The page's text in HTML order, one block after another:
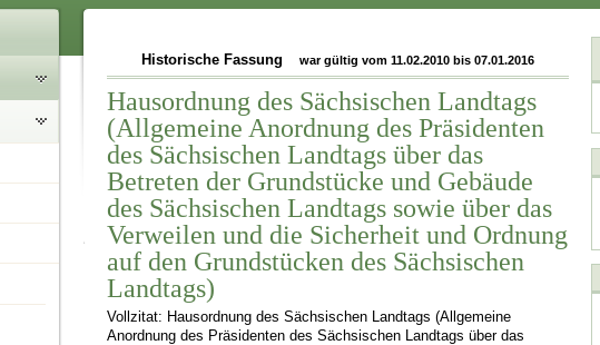
Historische Fassung war gültig vom 11.02.2010 bis 07.01.2016
Hausordnung des Sächsischen Landtags
(Allgemeine Anordnung des Präsidenten
des Sächsischen Landtags über das
Betreten der Grundstücke und Gebäude
des Sächsischen Landtags sowie über das
Verweilen und die Sicherheit und Ordnung
auf den Grundstücken des Sächsischen
Landtags)
Vollzitat: Hausordnung des Sächsischen Landtags (Allgemeine
Anordnung des Präsidenten des Sächsischen Landtags über das